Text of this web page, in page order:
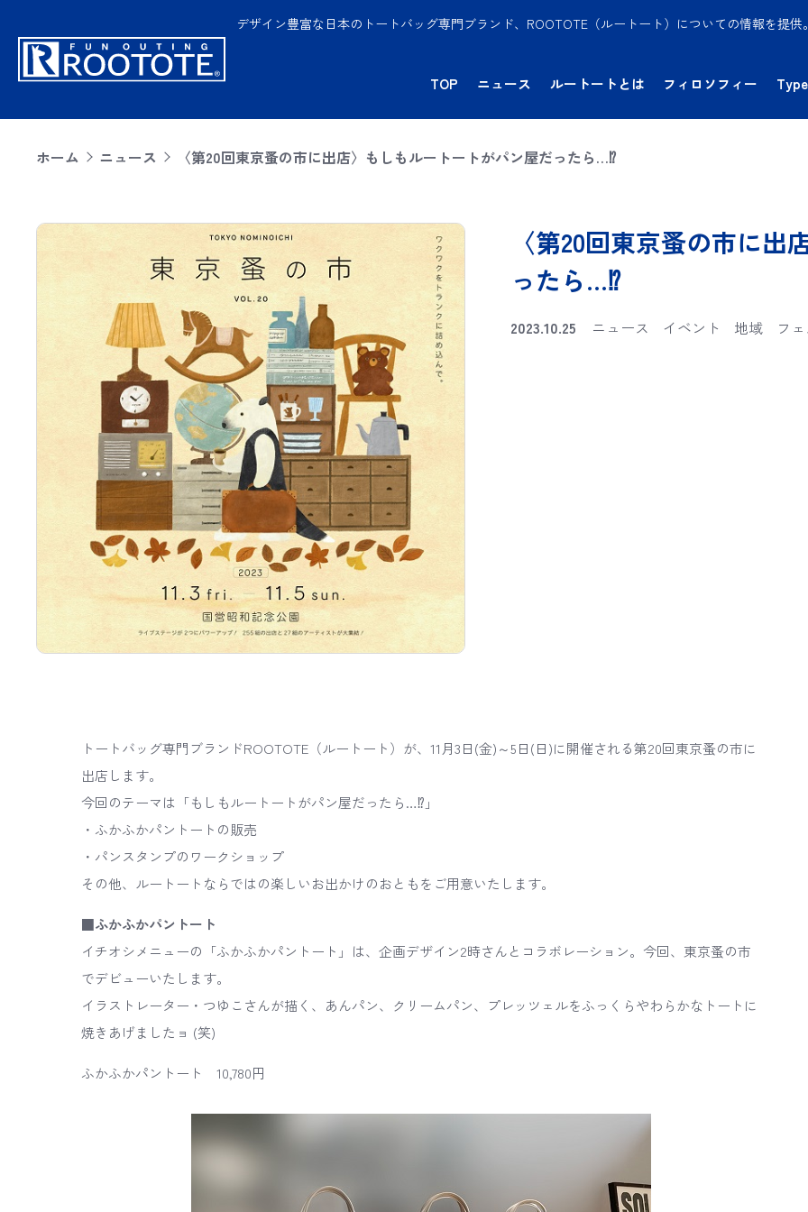
デザイン豊富な日本のトートバッグ専門ブランド、ROOTOTE（ルートート）についての情報を提
TOP ニュース ルートートとは フィロソフィー
ホーム ニュース 〈第20回東京蚤の市に出店〉もしもルートートがパン屋だったら…⁉
〈第20回東京蚤の市に
ったら…⁉
2023.10.25 ニュース イベント 地域 フ
トートバッグ専門ブランドROOTOTE（ルートート）が、11月3日(金)～5日(日)に開催される第20回東京蚤の市に
出店します。
今回のテーマは「もしもルートートがパン屋だったら…⁉」
・ふかふかパントートの販売
・パンスタンプのワークショップ
その他、ルートートならではの楽しいお出かけのおともをご用意いたします。
■ふかふかパントート
イチオシメニューの「ふかふかパントート」は、企画デザイン2時さんとコラボレーション。今回、東京蚤の市
でデビューいたします。
イラストレーター・つゆこさんが描く、あんパン、クリームパン、プレッツェルをふっくらやわらかなトートに
焼きあげましたョ (笑)
ふかふかパントート 10,780円